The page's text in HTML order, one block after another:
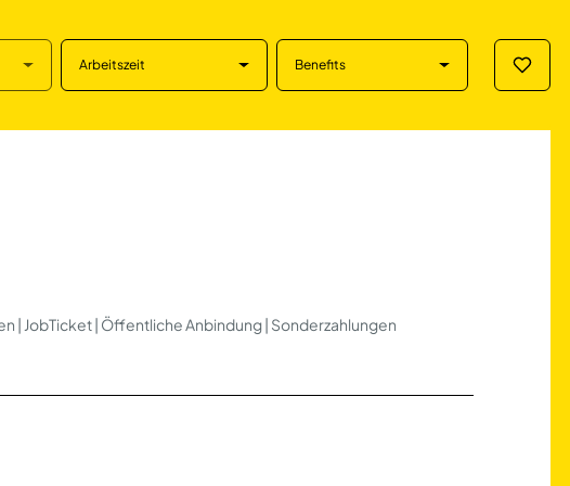
Arbeitszeit Benefits
Main
| JobTicket | Öffentliche Anbindung | Sonderzahlungen